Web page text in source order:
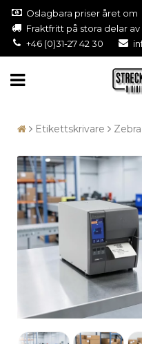
Oslagbara priser året om
Fraktfritt på stora delar
+46 (0)31-27 42 30
Etikettskrivare